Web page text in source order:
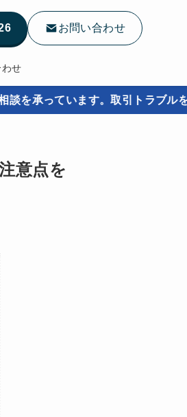
せ
お問い合わせ
います。取引トラブルを未然に
意点を